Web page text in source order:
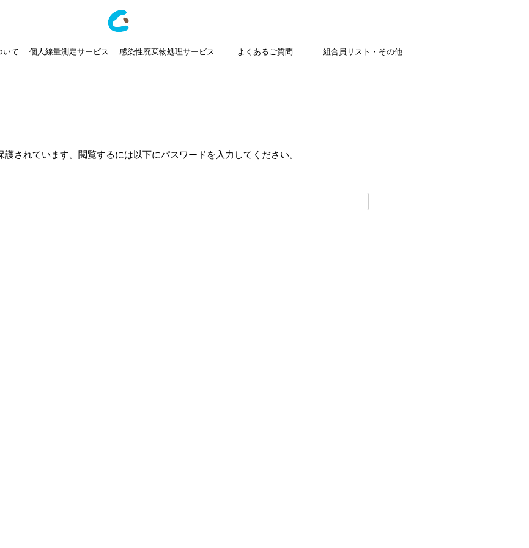
いて 個人線量測定サービス 感染性廃棄物処理サービス よくあるご質問 組合員リスト・その他
されています。閲覧するには以下にパスワードを入力してください。